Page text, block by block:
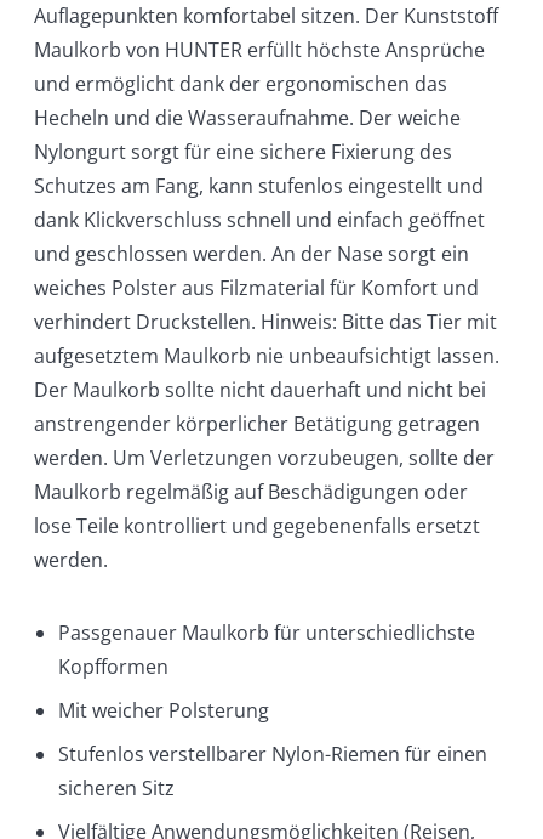
Auflagepunkten komfortabel sitzen. Der Kunststoff
Maulkorb von HUNTER erfüllt höchste Ansprüche
und ermöglicht dank der ergonomischen das
Hecheln und die Wasseraufnahme. Der weiche
Nylongurt sorgt für eine sichere Fixierung des
Schutzes am Fang, kann stufenlos eingestellt und
dank Klickverschluss schnell und einfach geöffnet
und geschlossen werden. An der Nase sorgt ein
weiches Polster aus Filzmaterial für Komfort und
verhindert Druckstellen. Hinweis: Bitte das Tier mit
aufgesetztem Maulkorb nie unbeaufsichtigt lassen.
Der Maulkorb sollte nicht dauerhaft und nicht bei
anstrengender körperlicher Betätigung getragen
werden. Um Verletzungen vorzubeugen, sollte der
Maulkorb regelmäßig auf Beschädigungen oder
lose Teile kontrolliert und gegebenenfalls ersetzt
werden.
Passgenauer Maulkorb für unterschiedlichste
Kopfformen
Mit weicher Polsterung
Stufenlos verstellbarer Nylon-Riemen für einen
sicheren Sitz
Vielfältige Anwendungsmöglichkeiten (Reisen,